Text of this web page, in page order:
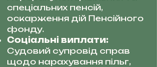
спеціальних пенсій,
оскарження дій Пенсійного
фонду.
Соціальні виплати:
Судовий супровід справ
щодо нарахування пільг,